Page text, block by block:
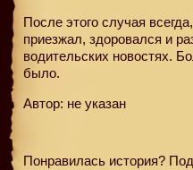
После этого случая
приезжал, здоровался и
водительских новостях.
было.
Автор: не указан
Понравилась история?